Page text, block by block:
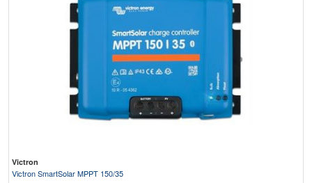
Victron
Victron SmartSolar MPPT 150/35